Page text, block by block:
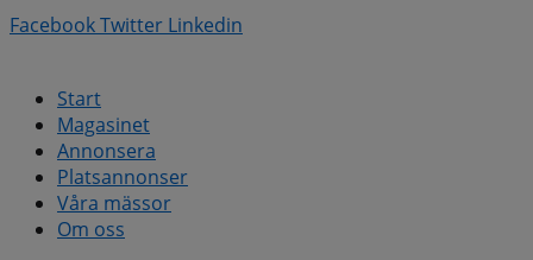
FacebookTwitter Linkedin
Start
Magasinet
Annonsera
Platsannonser
Våra mässor
Om oss